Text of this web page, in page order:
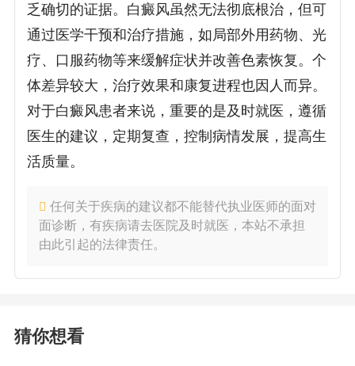
乏确切的证据。白癜风虽然无法彻底根治，但可
通过医学干预和治疗措施，如局部外用药物、光
疗、口服药物等来缓解症状并改善色素恢复。个
体差异较大，治疗效果和康复进程也因人而异。
对于白癜风患者来说，重要的是及时就医，遵循
医生的建议，定期复查，控制病情发展，提高生
活质量。
任何关于疾病的建议都不能替代执业医师的面对
面诊断，有疾病请去医院及时就医，本站不承担
由此引起的法律责任。
猜你想看